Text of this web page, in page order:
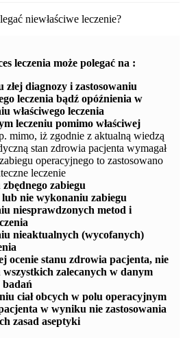
niewłaściwe leczenie?
leczenia może polegać na :
złej diagnozy i zastosowaniu
leczenia bądź opóźnienia w
właściwego leczenia
leczeniu pomimo właściwej
mimo, iż zgodnie z aktualną wiedzą
stan zdrowia pacjenta wymagał
operacyjnego to zastosowano
leczenie
zabiegu
nie wykonaniu zabiegu
niesprawdzonych metod i
nieaktualnych (wycofanych)
ocenie stanu zdrowia pacjenta, nie
zalecanych w danym
ciał obcych w polu operacyjnym
w wyniku nie zastosowania
zasad aseptyki